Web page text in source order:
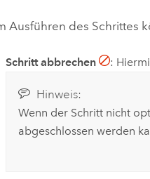
Ausführen des Schrittes
Schritt abbrechen :
Hinweis:
Wenn der Schritt nicht
abgeschlossen werden